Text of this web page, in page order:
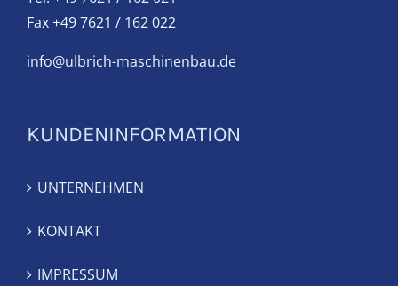
Fax +49 7621 / 162 022
info@ulbrich-maschinenbau.de
KUNDENINFORMATION
UNTERNEHMEN
KONTAKT
IMPRESSUM